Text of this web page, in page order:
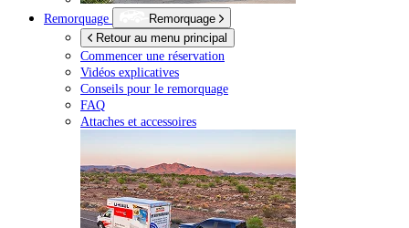
Remorquage
Remorquage
Retour au menu principal
Commencer une réservation
Vidéos explicatives
Conseils pour le remorquage
FAQ
Attaches et accessoires